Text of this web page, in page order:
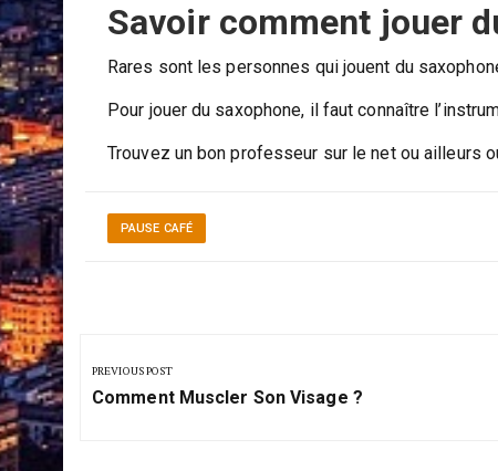
Savoir comment jouer
Rares sont les personnes qui jouent du
Pour jouer du saxophone, il faut connaître
Trouvez un bon professeur sur le net ou ailleurs
PAUSE CAFÉ
de
l’article
PREVIOUS POST
Previous
Comment Muscler Son Visage ?